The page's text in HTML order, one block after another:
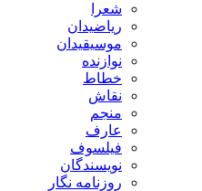
شعرا
ریاضیدان
موسیقیدان
نوازنده
خطاط
نقاش
منجم
عارف
فیلسوف
نویسندگان
روزنامه نگار